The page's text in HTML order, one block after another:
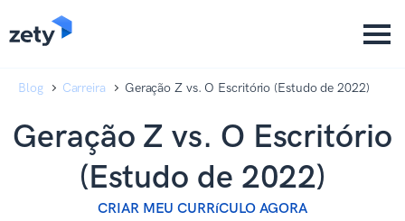
Blog Carreira Geração Z vs. O Escritório (Estudo de 2022)
Geração Z vs. O Escritório
(Estudo de 2022)
CRIAR MEU CURRíCULO AGORA